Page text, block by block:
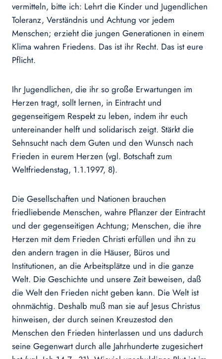
vermitteln, bitte ich: Lehrt die Kinder und Jugendlichen
Toleranz, Verständnis und Achtung vor jedem
Menschen; erzieht die jungen Generationen in einem
Klima wahren Friedens. Das ist ihr Recht. Das ist eure
Pflicht.
Ihr Jugendlichen, die ihr so große Erwartungen im
Herzen tragt, sollt lernen, in Eintracht und
gegenseitigem Respekt zu leben, indem ihr euch
untereinander helft und solidarisch zeigt. Stärkt die
Sehnsucht nach dem Guten und den Wunsch nach
Frieden in eurem Herzen (vgl. Botschaft zum
Weltfriedenstag, 1.1.1997, 8).
Die Gesellschaften und Nationen brauchen
friedliebende Menschen, wahre Pflanzer der Eintracht
und der gegenseitigen Achtung; Menschen, die ihre
Herzen mit dem Frieden Christi erfüllen und ihn zu
den andern tragen in die Häuser, Büros und
Institutionen, an die Arbeitsplätze und in die ganze
Welt. Die Geschichte und unsere Zeit beweisen, daß
die Welt den Frieden nicht geben kann. Die Welt ist
ohnmächtig. Deshalb muß man sie auf Jesus Christus
hinweisen, der durch seinen Kreuzestod den
Menschen den Frieden hinterlassen und uns dadurch
seine Gegenwart durch alle Jahrhunderte zugesichert